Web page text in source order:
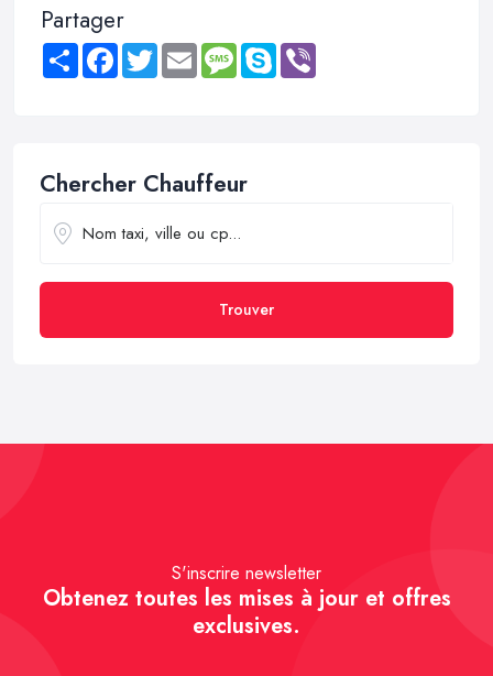
Partager
Share FacebookTwitter Email MessageSkype
Chercher Chauffeur
Trouver
S'inscrire newsletter
Obtenez toutes les mises à jour et offres
exclusives.